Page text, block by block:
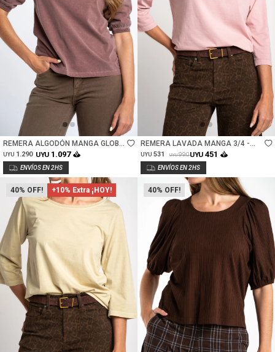
REMERA ALGODÓN MANGA GLOBO
- CHOCOLATE
UYU 1.290 UYU 1.097
Talle
REMERA LAVADA MANGA 3/4 -
ROSA
UYU 531 UYU 990UYU 451
40 +10% Extra ¡HOY! 40